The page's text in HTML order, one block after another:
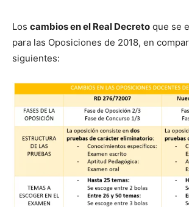
Los cambios en el Real Decreto que se
para las Oposiciones de 2018, en
siguientes: